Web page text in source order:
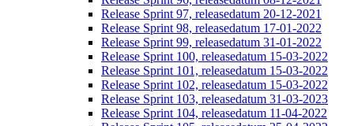
Release Sprint 97, releasedatum 20-12-2021
Release Sprint 98, releasedatum 17-01-2022
Release Sprint 99, releasedatum 31-01-2022
Release Sprint 100, releasedatum 15-03-2022
Release Sprint 101, releasedatum 15-03-2022
Release Sprint 102, releasedatum 15-03-2022
Release Sprint 103, releasedatum 31-03-2023
Release Sprint 104, releasedatum 11-04-2022